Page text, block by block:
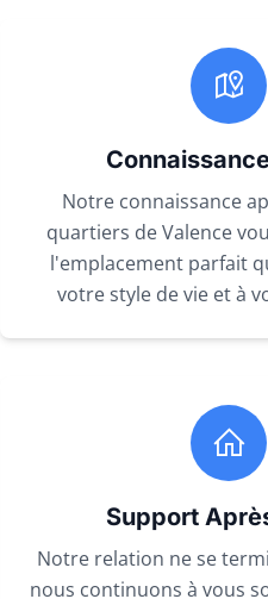
Notre connaissance
quartiers de Valence
l'emplacement parfait
votre style de vie et à
Support
Notre relation ne se
nous continuons à vous